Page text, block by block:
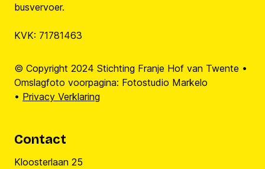
busvervoer.
KVK: 71781463
© Copyright 2024 Stichting Franje Hof van Twente •
Omslagfoto voorpagina: Fotostudio Markelo
• Privacy Verklaring
Contact
Kloosterlaan 25